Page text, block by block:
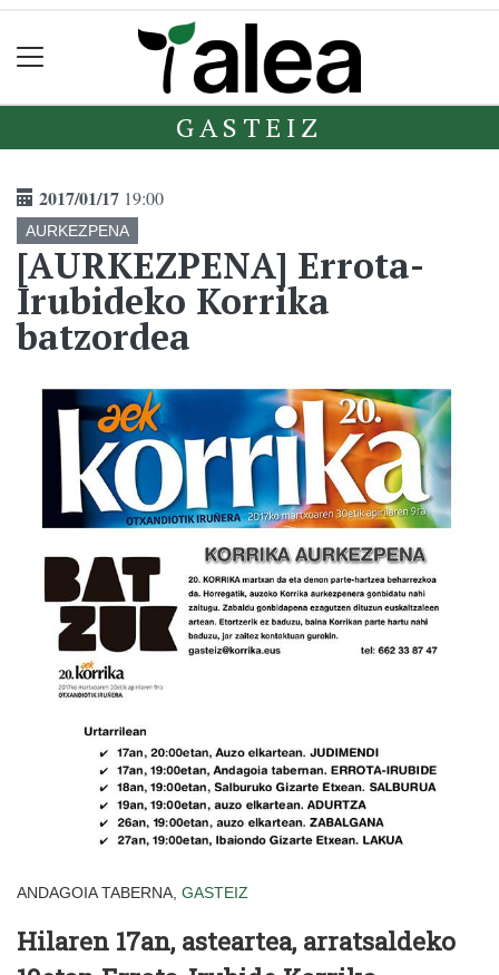
GASTEIZ
2017/01/17 19:00
AURKEZPENA
[AURKEZPENA] Errota-
Irubideko Korrika
batzordea
ANDAGOIA TABERNA, GASTEIZ
Hilaren 17an, asteartea, arratsaldeko